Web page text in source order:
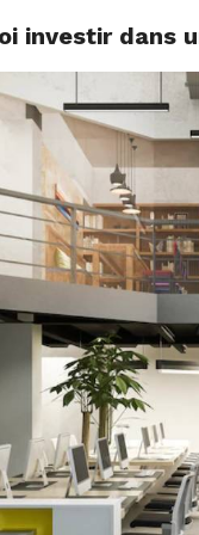
investir dans